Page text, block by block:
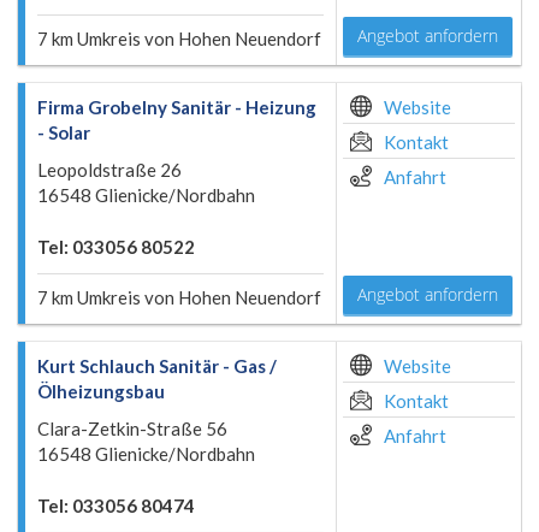
7 km Umkreis von Hohen Neuendorf Angebot anfordern
Firma Grobelny Sanitär - Heizung
- Solar
Leopoldstraße 26
16548 Glienicke/Nordbahn
Tel: 033056 80522
7 km Umkreis von Hohen Neuendorf
Website
Kontakt
Anfahrt
Angebot anfordern
Kurt Schlauch Sanitär - Gas /
Ölheizungsbau
Clara-Zetkin-Straße 56
16548 Glienicke/Nordbahn
Tel: 033056 80474
Website
Kontakt
Anfahrt